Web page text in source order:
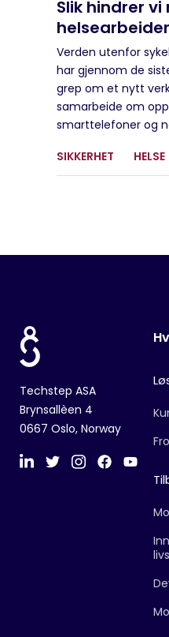
Slik hindrer
Verden utenfor
har gjennom de
grep om et nytt
samarbeide om
smarttelefoner og
SIKKERHET
HELSE
Techstep ASA
Brynsallèen 4
0667 Oslo, Norway